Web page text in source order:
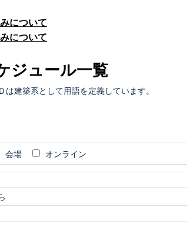
について
について
ジュール一覧
建築系として用語を定義しています。
会場 オンライン